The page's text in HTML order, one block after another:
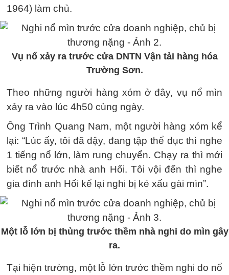
1964) làm chủ.
Vụ nổ xảy ra trước cửa DNTN Vận tải hàng hóa
Trường Sơn.
Theo những người hàng xóm ở đây, vụ nổ mìn
xảy ra vào lúc 4h50 cùng ngày.
Ông Trình Quang Nam, một người hàng xóm kể
lại: “Lúc ấy, tôi đã dậy, đang tập thể dục thì nghe
1 tiếng nổ lớn, làm rung chuyển. Chạy ra thì mới
biết nổ trước nhà anh Hối. Tôi vội đến thì nghe
gia đình anh Hối kể lại nghi bị kẻ xấu gài mìn”.
Một lỗ lớn bị thủng trước thềm nhà nghi do mìn gây
ra.
Tại hiện trường, một lỗ lớn trước thềm nghi do nổ